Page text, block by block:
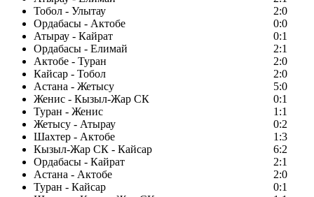
Тобол - Улытау
2:0
Ордабасы - Актобе
0:0
Атырау - Кайрат
0:1
Ордабасы - Елимай
2:1
Актобе - Туран
2:0
Кайсар - Тобол
2:0
Астана - Жетысу
5:0
Женис - Кызыл-Жар СК
0:1
Туран - Женис
1:1
Жетысу - Атырау
0:2
Шахтер - Актобе
1:3
Кызыл-Жар СК - Кайсар
6:2
Ордабасы - Кайрат
2:1
Астана - Актобе
2:0
Туран - Кайсар
0:1